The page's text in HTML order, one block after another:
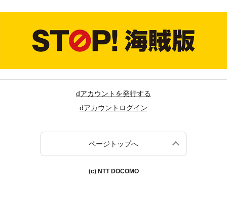
dアカウントを発行する
dアカウントログイン
ページトップへ
(c) NTT DOCOMO